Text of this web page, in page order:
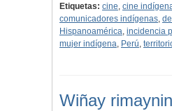
Etiquetas: cine, cine
comunicadores indígenas,
Hispanoamérica, incidencia
mujer indígena, Perú,
Wiñay